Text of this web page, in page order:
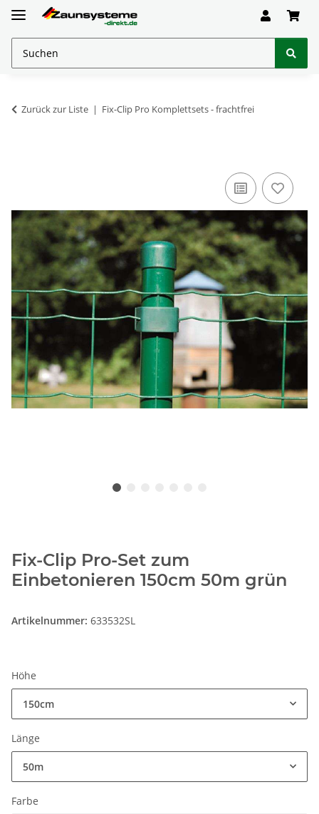
Zurück zur Liste Fix-Clip Pro Komplettsets - frachtfrei
Fix-Clip Pro-Set zum
Einbetonieren 150cm 50m grün
Artikelnummer: 633532SL
Höhe
150cm
Länge
50m
Farbe